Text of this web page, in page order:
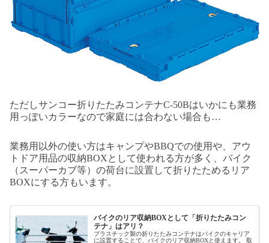
ただしサンコー折りたたみコンテナC-50Bはいかにも業務
用っぽいカラーなので家庭には合わない場合も…
業務用以外の使い方はキャンプやBBQでの使用や、アウ
トドア用品の収納BOXとして使われる方が多く、バイク
（スーパーカブ等）の荷台に設置して折りたためるリア
BOXにする方もいます。
バイクのリア収納BOXとして「折りたたみコン
テナ」はアリ？
プラスチック製の折りたたみコンテナはバイクのキャリア
に設置することで、バイクのリア収納BOXと使えます。 取